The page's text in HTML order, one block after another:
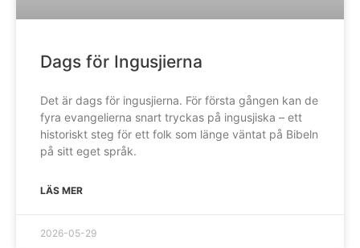
Dags för Ingusjierna
Det är dags för ingusjierna. För första gången kan de
fyra evangelierna snart tryckas på ingusjiska – ett
historiskt steg för ett folk som länge väntat på Bibeln
på sitt eget språk.
LÄS MER
2026-05-29